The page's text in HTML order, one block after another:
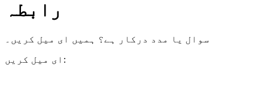
رابطہ
سوال یا مدد درکار ہے؟ ہمیں ای میل کریں۔
ای میل کریں: